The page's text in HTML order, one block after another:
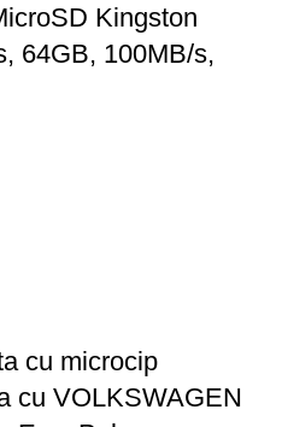
Kingston
64GB, 100MB/s,
cu microcip
cu VOLKSWAGEN